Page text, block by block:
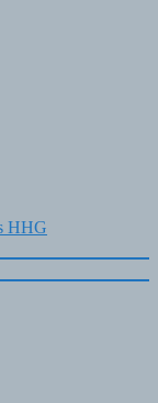
HHG